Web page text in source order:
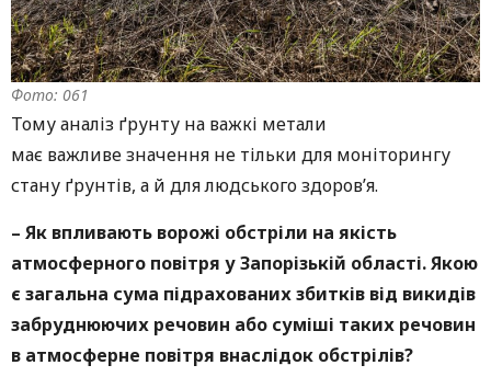
Фото: 061
Тому аналіз ґрунту на важкі метали
має важливе значення не тільки для моніторингу
стану ґрунтів, а й для людського здоров’я.
– Як впливають ворожі обстріли на якість
атмосферного повітря у Запорізькій області. Якою
є загальна сума підрахованих збитків від викидів
забруднюючих речовин або суміші таких речовин
в атмосферне повітря внаслідок обстрілів?